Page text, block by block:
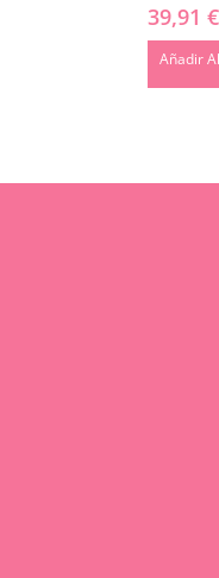
39,91 €
Añadir